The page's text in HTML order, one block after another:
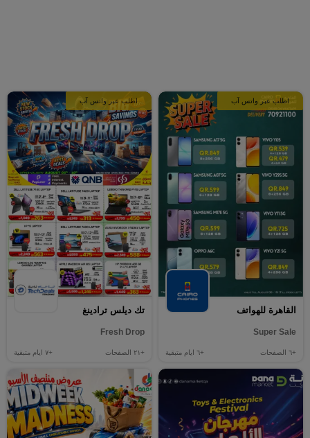
اطلب عبر واتس آب
القاهرة للهواتف
Super Sale
+٦ الصفحات +٦ ايام متبقية
اطلب عبر واتس آب
تك ديلس ترادينغ
Fresh Drop
+٢١ الصفحات +٧ ايام متبقية